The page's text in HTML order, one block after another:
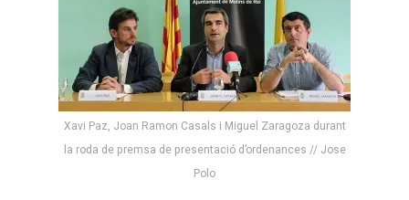
Xavi Paz, Joan Ramon Casals i Miguel Zaragoza durant
la roda de premsa de presentació d’ordenances // Jose
Polo